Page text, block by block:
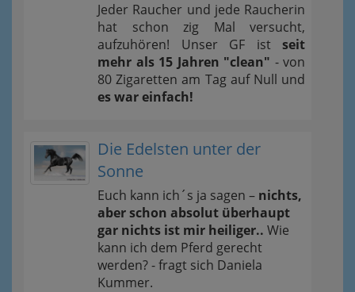
Jeder Raucher und jede Raucherin
hat schon zig Mal versucht,
aufzuhören! Unser GF ist seit
mehr als 15 Jahren "clean" - von
80 Zigaretten am Tag auf Null und
es war einfach!
Die Edelsten unter der
Sonne
Euch kann ich´s ja sagen – nichts,
aber schon absolut überhaupt
gar nichts ist mir heiliger.. Wie
kann ich dem Pferd gerecht
werden? - fragt sich Daniela
Kummer.